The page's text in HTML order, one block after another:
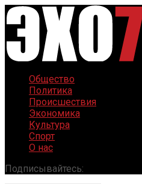
Общество
Политика
Происшествия
Экономика
Культура
Спорт
О нас
Подписывайтесь: